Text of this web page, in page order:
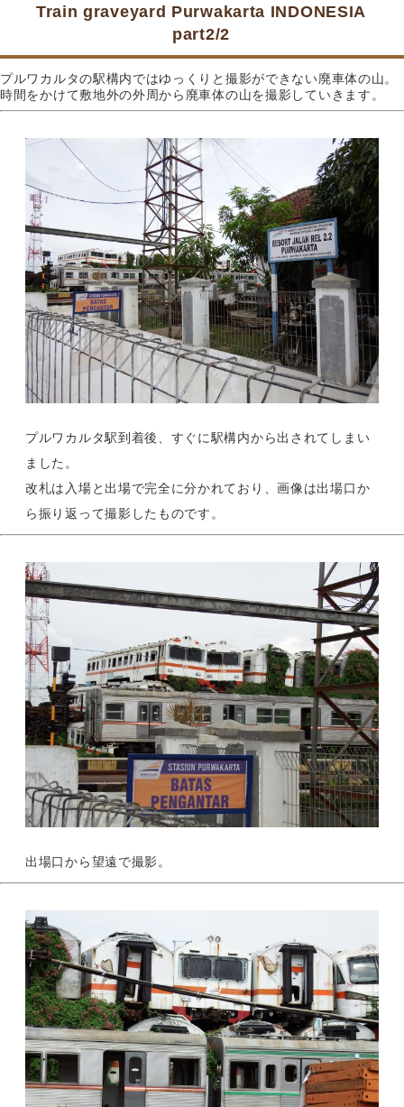
Train graveyard Purwakarta INDONESIA
part2/2
プルワカルタの駅構内ではゆっくりと撮影ができない廃車体の山。
時間をかけて敷地外の外周から廃車体の山を撮影していきます。
プルワカルタ駅到着後、すぐに駅構内から出されてしまい
ました。
改札は入場と出場で完全に分かれており、画像は出場口か
ら振り返って撮影したものです。
出場口から望遠で撮影。